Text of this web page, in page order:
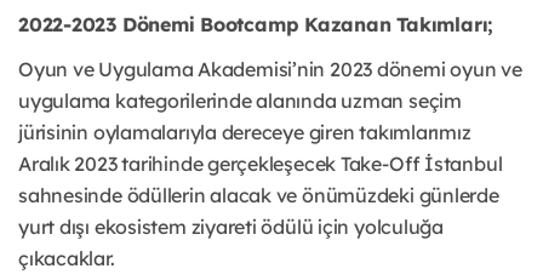
2022-2023 Dönemi Bootcamp Kazanan Takımları;
Oyun ve Uygulama Akademisi’nin 2023 dönemi oyun ve
uygulama kategorilerinde alanında uzman seçim
jürisinin oylamalarıyla dereceye giren takımlarımız
Aralık 2023 tarihinde gerçekleşecek Take-Off İstanbul
sahnesinde ödüllerin alacak ve önümüzdeki günlerde
yurt dışı ekosistem ziyareti ödülü için yolculuğa
çıkacaklar.